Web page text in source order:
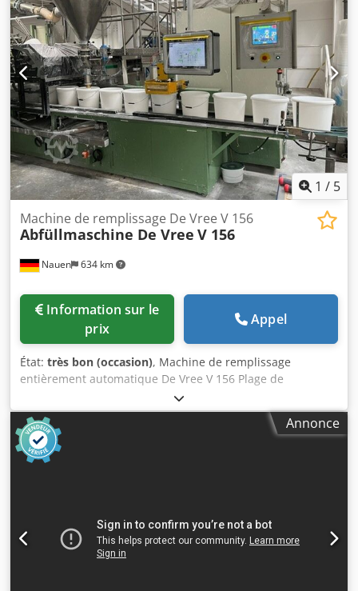
des portes et des barrières immatérielles Approbation : EN
ISO 13849-1, SIL 3, PL e Interfaces : entrées et sorties
sécurisées
1 / 5
Nauen 634 km
Machine de remplissage De Vree V 156
Abfüllmaschine De Vree V 156
prix
Appel
État: très bon (occasion), Machine de remplissage
entièrement automatique De Vree V 156 Plage de
remplissage : 1 à 20 litres Système de pose automatique
des bouchons Système de sertissage automatique des
bouchons Dwedpfsztc Sgsx Ah Tea Excellent état,
provenant directement de la production !!!
Annonce